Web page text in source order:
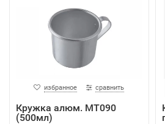
избранное сравнить
Кружка алюм. МТ090
(500мл)